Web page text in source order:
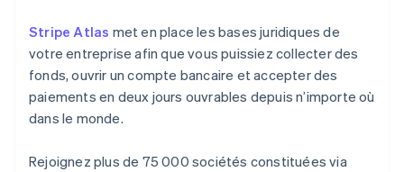
Stripe Atlas met en place les bases juridiques de
votre entreprise afin que vous puissiez collecter des
fonds, ouvrir un compte bancaire et accepter des
paiements en deux jours ouvrables depuis n’importe où
dans le monde.
Rejoignez plus de 75 000 sociétés constituées via